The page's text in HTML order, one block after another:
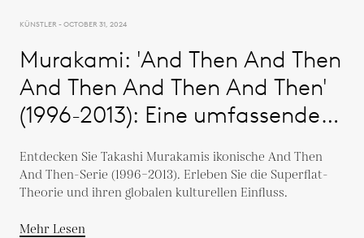
KÜNSTLER - OCTOBER 31, 2024
Murakami: 'And Then And Then
And Then And Then And Then'
(1996-2013): Eine umfassende
Entdecken Sie Takashi Murakamis ikonische And Then
And Then-Serie (1996–2013). Erleben Sie die Superflat-
Theorie und ihren globalen kulturellen Einfluss.
Mehr Lesen